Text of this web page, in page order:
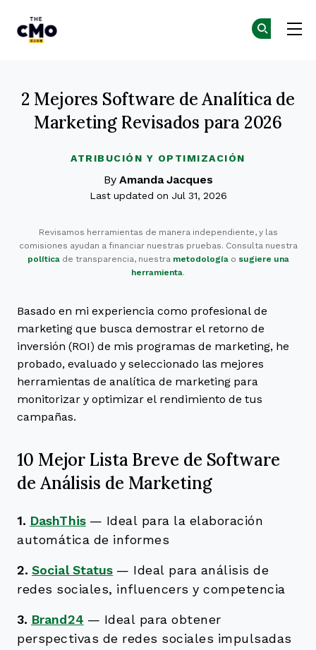
ATRIBUCIÓN Y OPTIMIZACIÓN
2 Mejores Software de Analítica de
Marketing Revisados para 2026
By Amanda Jacques
Last updated on Jul 31, 2026
Revisamos herramientas de manera independiente, y las
comisiones ayudan a financiar nuestras pruebas. Consulta nuestra
políticade transparencia, nuestra metodologíao sugiere una
herramienta.
Basado en mi experiencia como profesional de
marketing que busca demostrar el retorno de
inversión (ROI) de mis programas de marketing, he
probado, evaluado y seleccionado las mejores
herramientas de analítica de marketing para
monitorizar y optimizar el rendimiento de tus
campañas.
10 Mejor Lista Breve de Software
de Análisis de Marketing
1. DashThis — Ideal para la elaboración
automática de informes
2. Social Status — Ideal para análisis de
redes sociales, influencers y competencia
3. Brand24 — Ideal para obtener
perspectivas de redes sociales impulsadas